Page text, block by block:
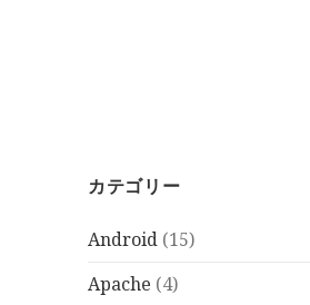
カテゴリー
Android (15)
Apache (4)